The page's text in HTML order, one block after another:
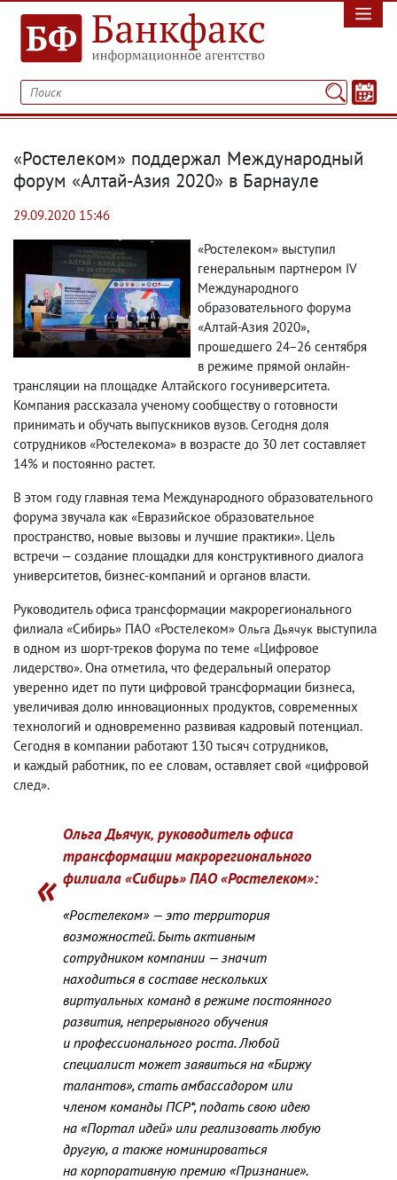
«Ростелеком» поддержал Международный
форум «Алтай-Азия 2020» в Барнауле
29.09.2020 15:46
«Ростелеком» выступил
генеральным партнером IV
Международного
образовательного форума
«Алтай-Азия 2020»,
прошедшего 24−26 сентября
в режиме прямой онлайн-
трансляции на площадке Алтайского госуниверситета.
Компания рассказала ученому сообществу о готовности
принимать и обучать выпускников вузов. Сегодня доля
сотрудников «Ростелекома» в возрасте до 30 лет составляет
14% и постоянно растет.
В этом году главная тема Международного образовательного
форума звучала как «Евразийское образовательное
пространство, новые вызовы и лучшие практики». Цель
встречи — создание площадки для конструктивного диалога
университетов, бизнес-компаний и органов власти.
Руководитель офиса трансформации макрорегионального
филиала «Сибирь» ПАО «Ростелеком» Ольга Дьячук выступила
в одном из шорт-треков форума по теме «Цифровое
лидерство». Она отметила, что федеральный оператор
уверенно идет по пути цифровой трансформации бизнеса,
увеличивая долю инновационных продуктов, современных
технологий и одновременно развивая кадровый потенциал.
Сегодня в компании работают 130 тысяч сотрудников,
и каждый работник, по ее словам, оставляет свой «цифровой
след».
Ольга Дьячук, руководитель офиса
трансформации макрорегионального
филиала «Сибирь» ПАО «Ростелеком»:
«Ростелеком» — это территория
возможностей. Быть активным
сотрудником компании — значит
находиться в составе нескольких
виртуальных команд в режиме постоянного
развития, непрерывного обучения
и профессионального роста. Любой
специалист может заявиться на «Биржу
талантов», стать амбассадором или
членом команды ПСР*, подать свою идею
на «Портал идей» или реализовать любую
другую, а также номинироваться
на корпоративную премию «Признание».